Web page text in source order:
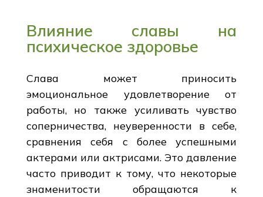
Влияние славы на
психическое здоровье
Слава может приносить
эмоциональное удовлетворение от
работы, но также усиливать чувство
соперничества, неуверенности в себе,
сравнения себя с более успешными
актерами или актрисами. Это давление
часто приводит к тому, что некоторые
знаменитости обращаются к